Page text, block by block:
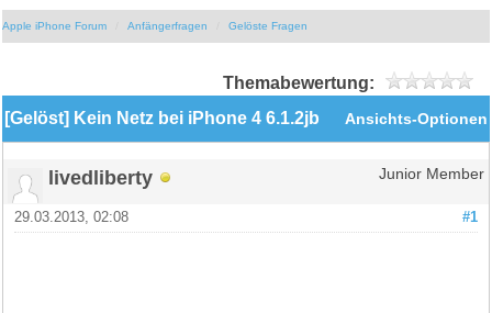
Apple iPhone Forum Anfängerfragen Gelöste Fragen
Themabewertung:
Ansichts-Optionen
[Gelöst] Kein Netz bei iPhone 4 6.1.2jb
livedliberty Junior Member
#1
29.03.2013, 02:08